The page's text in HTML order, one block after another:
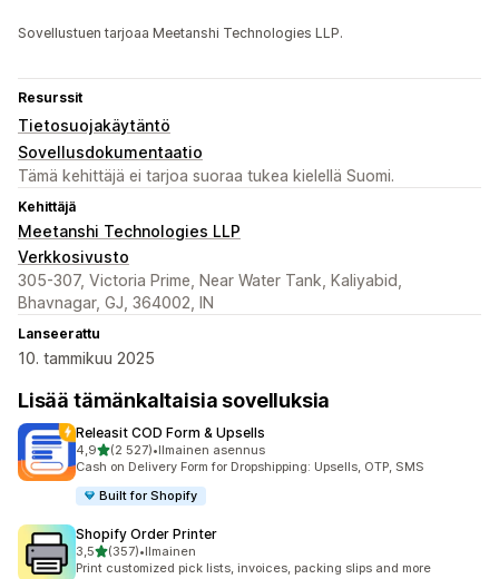
Sovellustuen tarjoaa Meetanshi Technologies LLP.
Resurssit
Tietosuojakäytäntö
Sovellusdokumentaatio
Tämä kehittäjä ei tarjoa suoraa tukea kielellä Suomi.
Kehittäjä
Meetanshi Technologies LLP
Verkkosivusto
305-307, Victoria Prime, Near Water Tank, Kaliyabid,
Bhavnagar, GJ, 364002, IN
Lanseerattu
10. tammikuu 2025
Lisää tämänkaltaisia sovelluksia
Releasit COD Form & Upsells
4,9/ 5 tähteä
(2 527)
2527 arvostelua yhteensä
•Ilmainen asennus
Cash on Delivery Form for Dropshipping: Upsells, OTP, SMS
Built for Shopify
Shopify Order Printer
3,5/ 5 tähteä
(357)
357 arvostelua yhteensä
•Ilmainen
Print customized pick lists, invoices, packing slips and more